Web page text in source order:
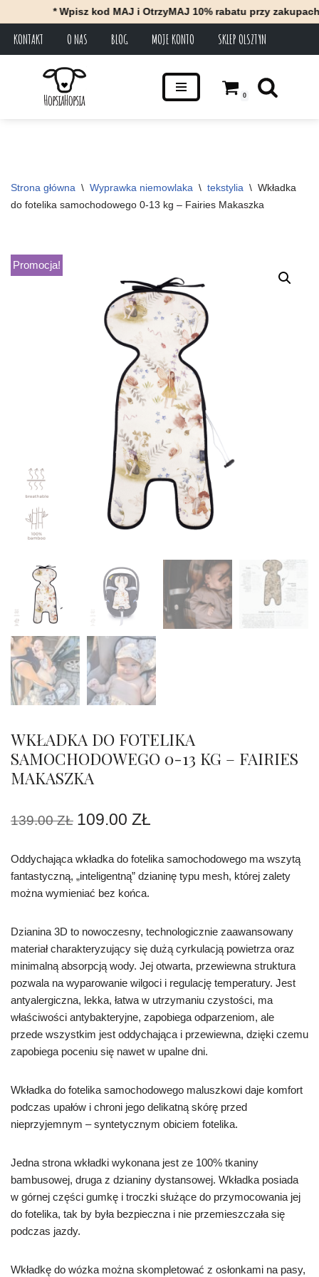
* Wpisz kod MAJ i OtrzyMAJ 10% rabatu przy zakupach
KONTAKT O NAS BLOG MOJE KONTO SKLEP OLSZTYN
0
Strona główna \ Wyprawka niemowlaka \ tekstylia \ Wkładka
do fotelika samochodowego 0-13 kg – Fairies Makaszka
Promocja!
WKŁADKA DO FOTELIKA
SAMOCHODOWEGO 0-13 KG – FAIRIES
MAKASZKA
139.00ZŁ 109.00 ZŁ
Oddychająca wkładka do fotelika samochodowego ma wszytą
fantastyczną, „inteligentną” dzianinę typu mesh, której zalety
można wymieniać bez końca.
Dzianina 3D to nowoczesny, technologicznie zaawansowany
materiał charakteryzujący się dużą cyrkulacją powietrza oraz
minimalną absorpcją wody. Jej otwarta, przewiewna struktura
pozwala na wyparowanie wilgoci i regulację temperatury. Jest
antyalergiczna, lekka, łatwa w utrzymaniu czystości, ma
właściwości antybakteryjne, zapobiega odparzeniom, ale
przede wszystkim jest oddychająca i przewiewna, dzięki czemu
zapobiega poceniu się nawet w upalne dni.
Wkładka do fotelika samochodowego maluszkowi daje komfort
podczas upałów i chroni jego delikatną skórę przed
nieprzyjemnym – syntetycznym obiciem fotelika.
Jedna strona wkładki wykonana jest ze 100% tkaniny
bambusowej, druga z dzianiny dystansowej. Wkładka posiada
w górnej części gumkę i troczki służące do przymocowania jej
do fotelika, tak by była bezpieczna i nie przemieszczała się
podczas jazdy.
Wkładkę do wózka można skompletować z osłonkami na pasy,